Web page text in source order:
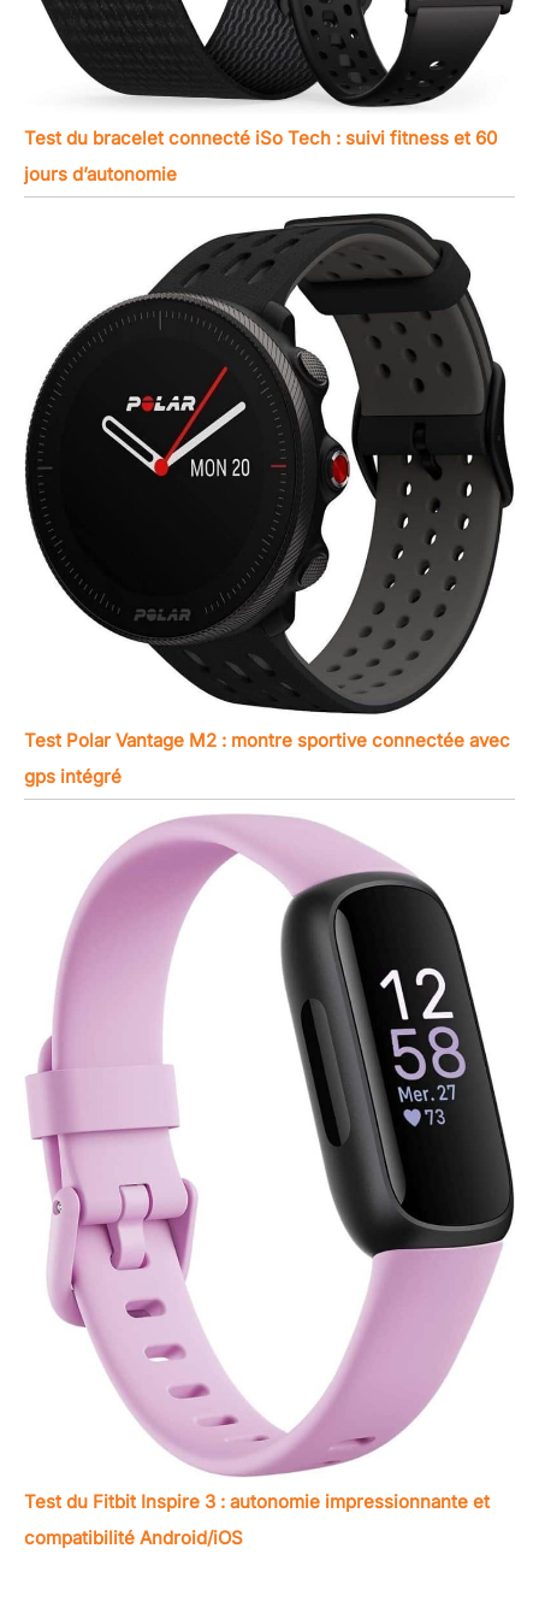
Test du bracelet connecté iSo Tech : suivi fitness et 60
jours d’autonomie
Test Polar Vantage M2 : montre sportive connectée avec
gps intégré
Test du Fitbit Inspire 3 : autonomie impressionnante et
compatibilité Android/iOS